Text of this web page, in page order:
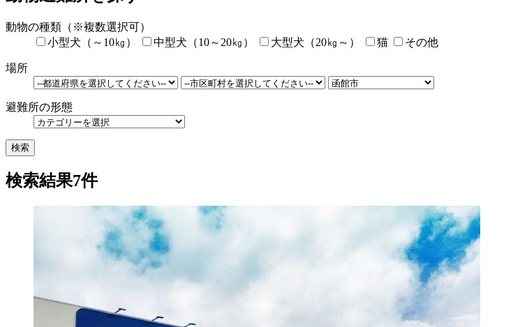
動物の種類 （※複数選択可）
小型犬（～10㎏）
中型犬（10～20㎏） 大型犬（20㎏～） 猫 その他
場所
避難所の形態
検索
検索結果7件